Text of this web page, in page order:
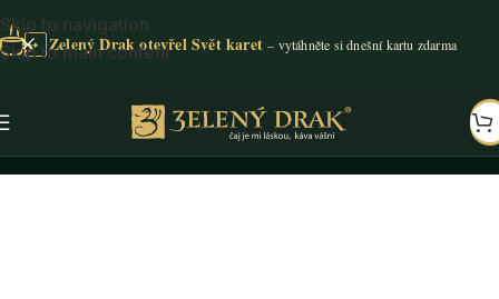
Skip to navigation
Skip to main content
✦ Zelený Drak otevřel Svět karet
Příslušenství/ Vonné tyčinky